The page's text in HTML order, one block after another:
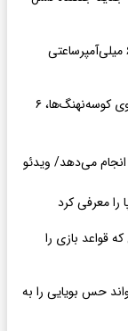
سامسونگ از گلکسی F70 پرو با باتری ۶۰۰۰ میلی‌آمپرساعتی
دانشمندان برای اولین‌بار با نصب دوربین روی کوسه‌نهنگ‌ها، ۶
را معرفی کرد
قواعد بازی را
حس بویایی را به